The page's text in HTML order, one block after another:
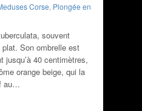
Corse, Plongée en
souvent
Son ombrelle est
jusqu’à 40 centimètres,
orange beige, qui la
au…